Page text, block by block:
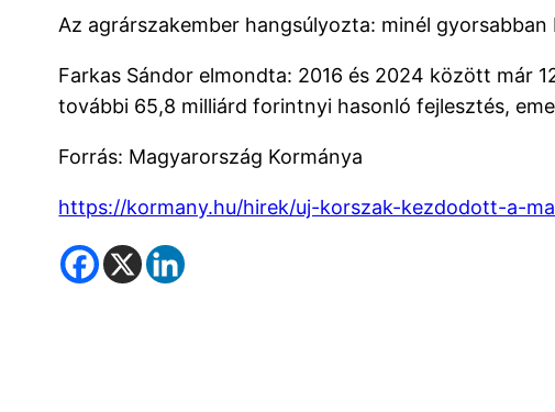
Az agrárszakember hangsúlyozta: minél
Farkas Sándor elmondta: 2016 és 2024 között már
további 65,8 milliárd forintnyi hasonló fejlesztés,
Forrás: Magyarország Kormánya
https://kormany.hu/hirek/uj-korszak-kezdodott-a-